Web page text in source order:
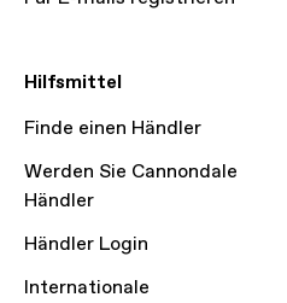
Hilfsmittel
Finde einen Händler
Werden Sie Cannondale
Händler
Händler Login
Internationale